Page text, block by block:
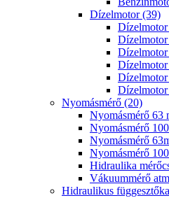
Dízelmotor (39)
Nyomásmérő (20)
Nyomásmérő 63
Nyomásmérő
Nyomásmérő
Nyomásmérő
Hidraulika
Vákuummérő
Hidraulikus